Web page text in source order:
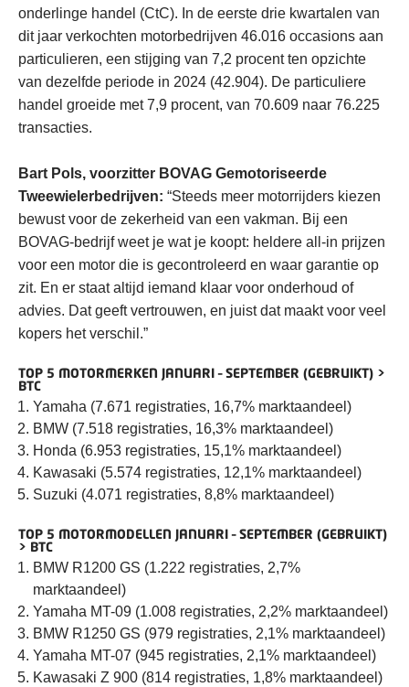
onderlinge handel (CtC). In de eerste drie kwartalen van
dit jaar verkochten motorbedrijven 46.016 occasions aan
particulieren, een stijging van 7,2 procent ten opzichte
van dezelfde periode in 2024 (42.904). De particuliere
handel groeide met 7,9 procent, van 70.609 naar 76.225
transacties.
Bart Pols, voorzitter BOVAG Gemotoriseerde
Tweewielerbedrijven: “Steeds meer motorrijders kiezen
bewust voor de zekerheid van een vakman. Bij een
BOVAG-bedrijf weet je wat je koopt: heldere all-in prijzen
voor een motor die is gecontroleerd en waar garantie op
zit. En er staat altijd iemand klaar voor onderhoud of
advies. Dat geeft vertrouwen, en juist dat maakt voor veel
kopers het verschil.”
TOP 5 MOTORMERKEN JANUARI – SEPTEMBER (GEBRUIKT) >
BTC
Yamaha (7.671 registraties, 16,7% marktaandeel)
BMW (7.518 registraties, 16,3% marktaandeel)
Honda (6.953 registraties, 15,1% marktaandeel)
Kawasaki (5.574 registraties, 12,1% marktaandeel)
Suzuki (4.071 registraties, 8,8% marktaandeel)
TOP 5 MOTORMODELLEN JANUARI – SEPTEMBER (GEBRUIKT)
> BTC
BMW R1200 GS (1.222 registraties, 2,7%
marktaandeel)
Yamaha MT-09 (1.008 registraties, 2,2% marktaandeel)
BMW R1250 GS (979 registraties, 2,1% marktaandeel)
Yamaha MT-07 (945 registraties, 2,1% marktaandeel)
Kawasaki Z 900 (814 registraties, 1,8% marktaandeel)